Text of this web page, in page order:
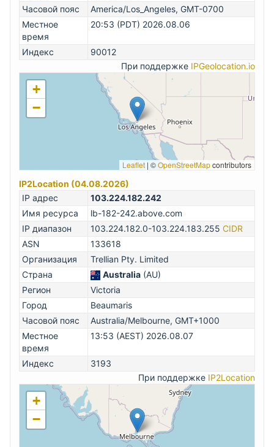
Часовой пояс
America/Los_Angeles, GMT-0700
Местное
время
20:53 (PDT) 2026.08.06
Индекс
90012
При поддержке IPGeolocation.io
+
−
Leaflet | ©OpenStreetMapcontributors
IP2Location (04.08.2026)
IP адрес
103.224.182.242
Имя ресурса
lb-182-242.above.com
IP диапазон
103.224.182.0-103.224.183.255 CIDR
ASN
133618
Организация
Trellian Pty. Limited
Страна
Australia (AU)
Регион
Victoria
Город
Beaumaris
Часовой пояс
Australia/Melbourne, GMT+1000
Местное
время
13:53 (AEST) 2026.08.07
Индекс
3193
При поддержке IP2Location
+
−